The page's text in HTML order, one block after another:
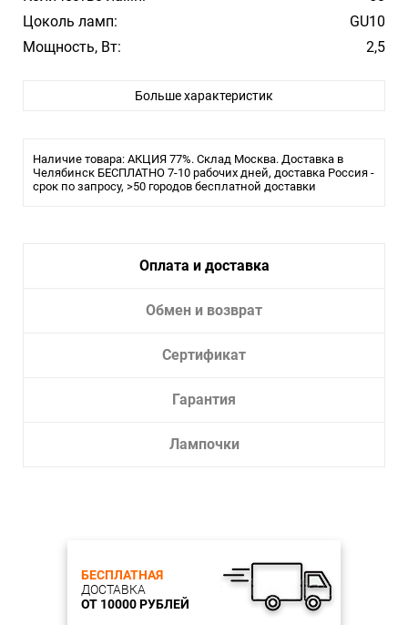
Цоколь ламп:
GU10
Мощность, Вт:
2,5
Цвет плафона/абажура:
Помещение:
Большой зал, Гостиная, Кухня,
Тип светильника:
Встраиваемый светильник
Глубина врезки, см:
Больше характеристик
Наличие товара: АКЦИЯ 77%. Склад Москва. Доставка в
Челябинск БЕСПЛАТНО 7-10 рабочих дней, доставка Россия -
срок по запросу, >50 городов бесплатной доставки
Оплата и доставка
Обмен и возврат
Сертификат
Гарантия
Лампочки
БЕСПЛАТНАЯ
ДОСТАВКА
ОТ 10000 РУБЛЕЙ